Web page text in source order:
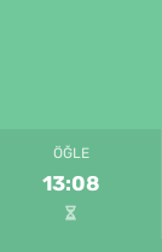
ÖĞLE
13:08